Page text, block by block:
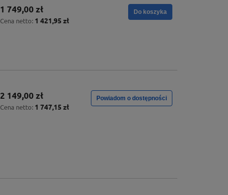
1 749,00 zł
Cena netto: 1 421,95 zł
Do koszyka
2 149,00 zł
Cena netto: 1 747,15 zł
Powiadom o dostępności